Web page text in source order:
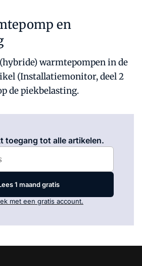
en
warmtepompen in de
(Installatiemonitor, deel 2
de piekbelasting.
toegang tot alle artikelen.
1 maand gratis
met een gratis account.